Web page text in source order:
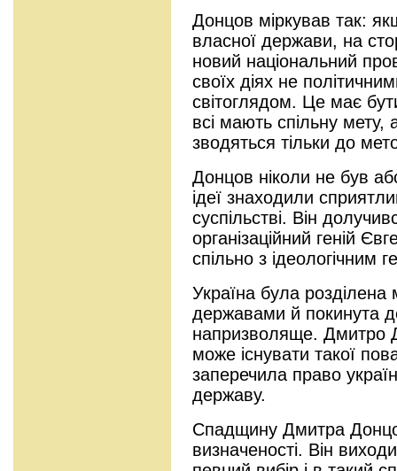
Донцов міркував так:
власної держави, на
новий національний
своїх діях не
світоглядом. Це має
всі мають спільну мету,
зводяться тільки до
Донцов ніколи не був
ідеї знаходили
суспільстві. Він
організаційний геній
спільно з ідеологічним
Україна була розділена
державами й покинута
напризволяще. Дмитро
може існувати такої
заперечила право
державу.
Спадщину Дмитра
визначеності. Він